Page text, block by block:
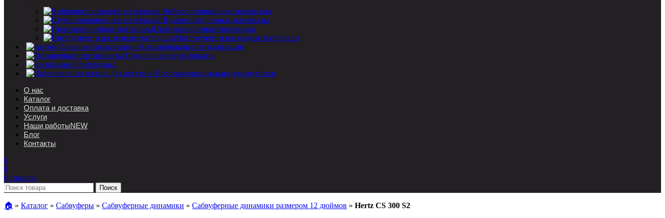
Вибропоглощающие материалы
Шумоизоляционные материалы
Противоскрипные материалы
Инструмент и расходные материалы
Автомобильные сигнализации
Подарочные сертификаты
Распродажа
Проставочные кольца для акустики
О нас
Каталог
Оплата и доставка
Услуги
Наши работыNEW
Блог
Контакты
0
0
0 товаров
Поиск
🏠︎ » Каталог » Сабвуферы » Сабвуферные динамики » Сабвуферные динамики размером 12 дюймов » Hertz CS 300 S2